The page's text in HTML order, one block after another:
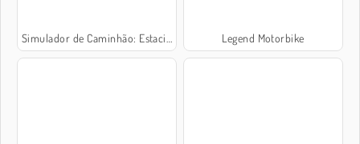
Simulador de Caminhão: Estacionamento 3D Legend Motorbike